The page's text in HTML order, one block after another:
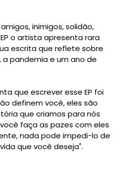
inimigos, solidão,
o artista apresenta rara
escrita que reflete sobre
a pandemia e um ano de
que escrever esse EP foi
definem você, eles são
que criamos para nós
faça as pazes com eles
nada pode impedi-lo de
que você deseja".